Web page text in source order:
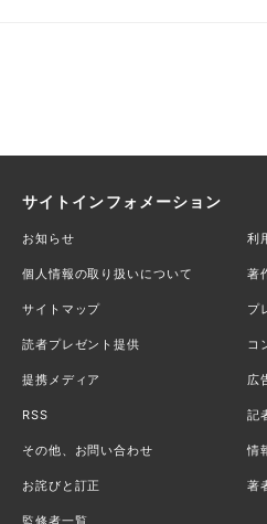
サイトインフォメーション
お知らせ 利
個人情報の取り扱いについて 著
サイトマップ プ
読者プレゼント提供 コ
提携メディア 広
RSS 記
その他、お問い合わせ 情
お詫びと訂正 著
監修者一覧